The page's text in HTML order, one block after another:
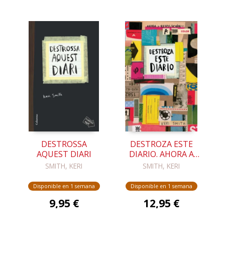
DESTROSSA
AQUEST DIARI
SMITH, KERI
Disponible en 1 semana
9,95 €
DESTROZA ESTE
DIARIO. AHORA A
TODO COLOR
SMITH, KERI
Disponible en 1 semana
12,95 €